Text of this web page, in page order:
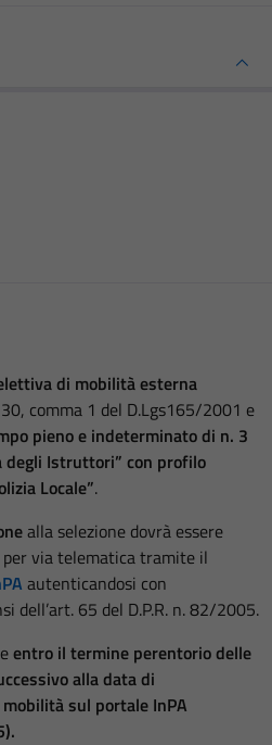
di mobilità esterna
comma 1 del D.Lgs165/2001 e
pieno e indeterminato di n. 3
degli Istruttori” con profilo
Locale”.
alla selezione dovrà essere
via telematica tramite il
autenticandosi con
dell’art. 65 del D.P.R. n. 82/2005.
entro il termine perentorio delle
alla data di
sul portale InPA